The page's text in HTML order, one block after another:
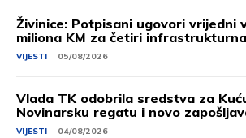
Živinice: Potpisani ugovori vrijedni
miliona KM za četiri
VIJESTI 05/08/2026
Vlada TK odobrila sredstva za
Novinarsku regatu i novo
VIJESTI 04/08/2026